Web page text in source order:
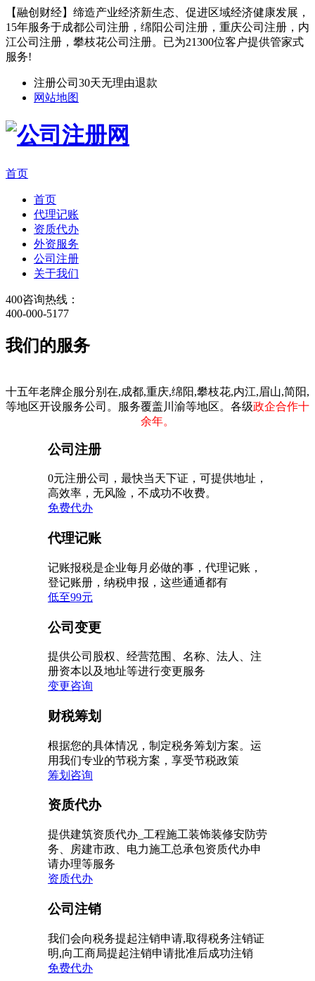
【融创财经】缔造产业经济新生态、促进区域经济健康发展，
15年服务于成都公司注册，绵阳公司注册，重庆公司注册，内
江公司注册，攀枝花公司注册。已为21300位客户提供管家式
服务!
注册公司30天无理由退款
网站地图
首页
首页
代理记账
资质代办
外资服务
公司注册
关于我们
400咨询热线：
400-000-5177
我们的服务
十五年老牌企服分别在,成都,重庆,绵阳,攀枝花,内江,眉山,简阳,
等地区开设服务公司。服务覆盖川渝等地区。各级政企合作十
余年。
公司注册
0元注册公司，最快当天下证，可提供地址，
高效率，无风险，不成功不收费。
免费代办
代理记账
记账报税是企业每月必做的事，代理记账，
登记账册，纳税申报，这些通通都有
低至99元
公司变更
提供公司股权、经营范围、名称、法人、注
册资本以及地址等进行变更服务
变更咨询
财税筹划
根据您的具体情况，制定税务筹划方案。运
用我们专业的节税方案，享受节税政策
筹划咨询
资质代办
提供建筑资质代办_工程施工装饰装修安防劳
务、房建市政、电力施工总承包资质代办申
请办理等服务
资质代办
公司注销
我们会向税务提起注销申请,取得税务注销证
明,向工商局提起注销申请批准后成功注销
免费代办